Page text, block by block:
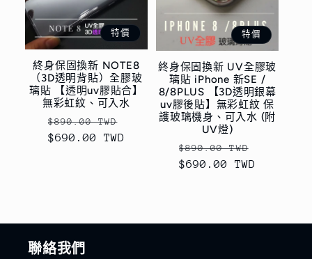
特價
終身保固換新 NOTE8
（3D透明背貼）全膠玻
璃貼 【透明uv膠貼合】
無彩虹紋、可入水
定
價
$890.00 TWD
$690.00 TWD
特價
終身保固換新 UV全膠玻
璃貼 iPhone 新SE /
8/8PLUS 【3D透明銀幕
uv膠後貼】無彩虹紋 保
護玻璃機身、可入水 (附
UV燈)
定
價
$890.00 TWD
$690.00 TWD
聯絡我們